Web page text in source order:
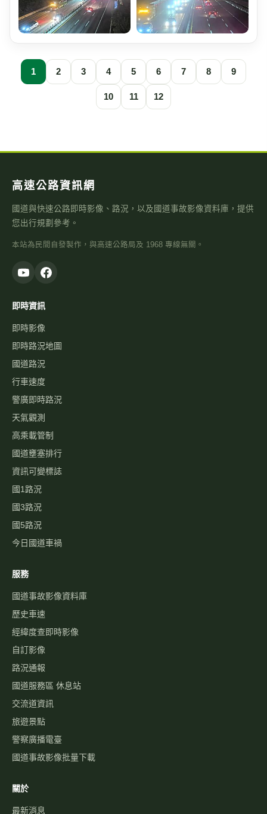
1 2 3 4 5 6 7 8 9
10 11 12
高速公路資訊網
國道與快速公路即時影像、路況，以及國道事故影像資料庫，提供
您出行規劃參考。
本站為民間自發製作，與高速公路局及 1968 專線無關。
即時資訊
即時影像
即時路況地圖
國道路況
行車速度
警廣即時路況
天氣觀測
高乘載管制
國道壅塞排行
資訊可變標誌
國1路況
國3路況
國5路況
今日國道車禍
服務
國道事故影像資料庫
歷史車速
經緯度查即時影像
自訂影像
路況通報
國道服務區 休息站
交流道資訊
旅遊景點
警察廣播電臺
國道事故影像批量下載
關於
最新消息